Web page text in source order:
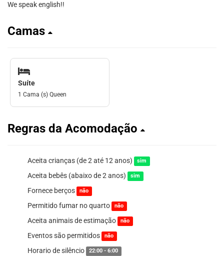
We speak english!!
Camas
Suíte
1 Cama (s) Queen
Regras da Acomodação
Aceita crianças (de 2 até 12 anos) sim
Aceita bebês (abaixo de 2 anos) sim
Fornece berços não
Permitido fumar no quarto não
Aceita animais de estimação não
Eventos são permitidos não
Horario de silêncio 22:00 - 6:00